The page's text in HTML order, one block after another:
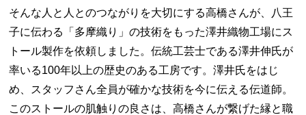
そんな人と人とのつながりを大切にする高橋さんが、八王
子に伝わる「多摩織り」の技術をもった澤井織物工場にス
トール製作を依頼しました。伝統工芸士である澤井伸氏が
率いる100年以上の歴史のある工房です。澤井氏をはじ
め、スタッフさん全員が確かな技術を今に伝える伝道師。
このストールの肌触りの良さは、高橋さんが繋げた縁と職